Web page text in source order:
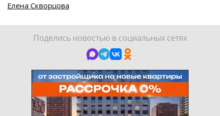
Елена Скворцова
Поделись новостью в социальных сетях